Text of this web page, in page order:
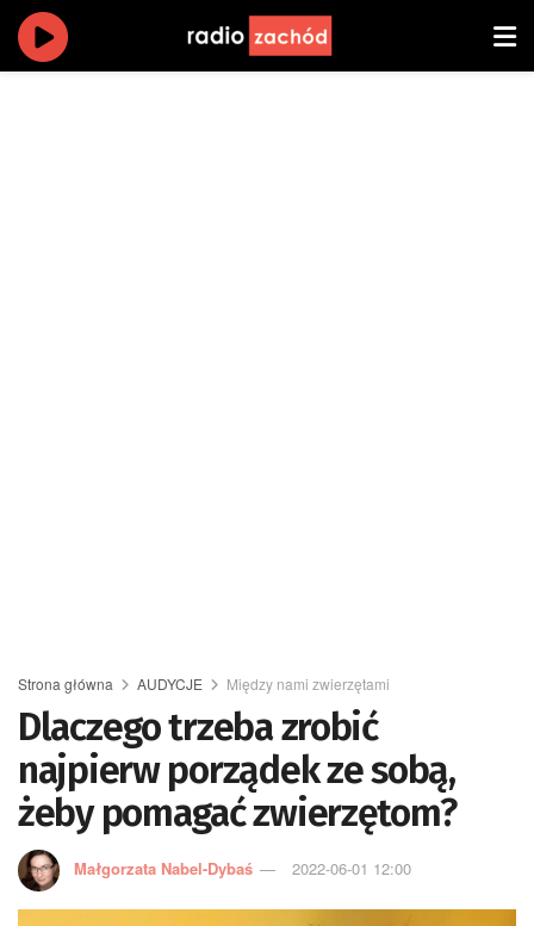
Strona główna AUDYCJE Między nami zwierzętami
Dlaczego trzeba zrobić
najpierw porządek ze sobą,
żeby pomagać zwierzętom?
Małgorzata Nabel-Dybaś 2022-06-01 12:00